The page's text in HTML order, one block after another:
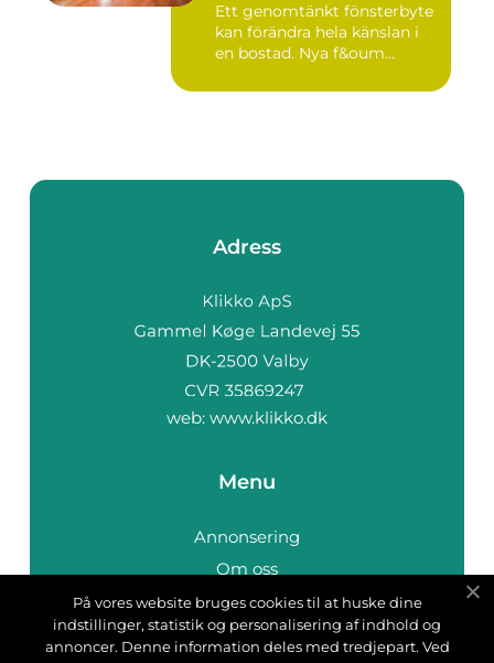
Ett genomtänkt fönsterbyte
kan förändra hela känslan i
en bostad. Nya f&oum...
Adress
web: www.klikko.dk
Menu
Annonsering
Om oss
Cookies
Kontakta oss
På vores website bruges cookies til at huske dine
indstillinger, statistik og personalisering af indhold og
annoncer. Denne information deles med tredjepart. Ved